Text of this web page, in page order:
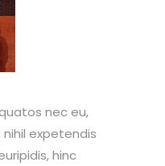
nec eu,
expetendis
hinc